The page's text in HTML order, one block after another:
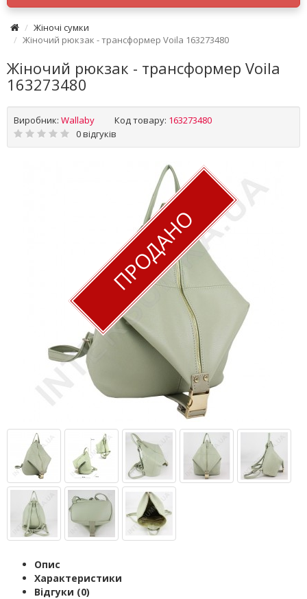
Жіночі сумки
Жіночий рюкзак - трансформер Voila 163273480
Жіночий рюкзак - трансформер Voila
163273480
Виробник: Wallaby Код товару: 163273480
0 відгуків
ПРОДАНО
Опис
Характеристики
Відгуки (0)